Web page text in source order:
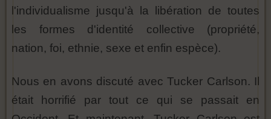
l'individualisme jusqu'à la libération de toutes
les formes d'identité collective (propriété,
nation, foi, ethnie, sexe et enfin espèce).
Nous en avons discuté avec Tucker Carlson. Il
était horrifié par tout ce qui se passait en